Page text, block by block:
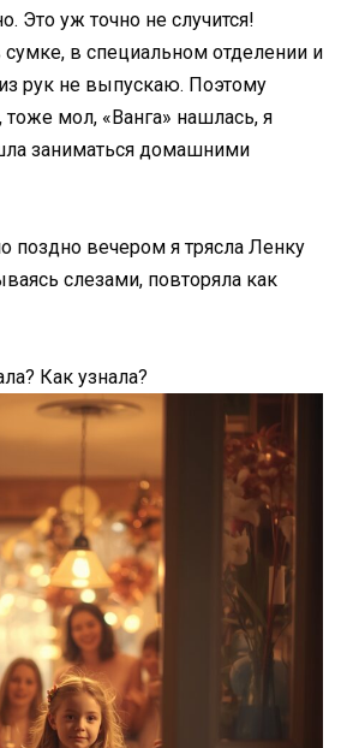
Это уж точно не случится!
в специальном отделении и
рук не выпускаю. Поэтому
мол, «Ванга» нашлась, я
заниматься домашними
поздно вечером я трясла Ленку
слезами, повторяла как
Как узнала?